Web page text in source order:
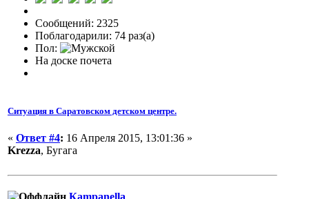
Сообщений: 2325
Поблагодарили: 74 раз(а)
Пол:
На доске почета
Ситуация в Саратовском детском центре.
« Ответ #4: 16 Апреля 2015, 13:01:36 »
Krezza, Бугага